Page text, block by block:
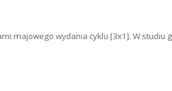
majowego wydania cyklu [3x1]. W studiu